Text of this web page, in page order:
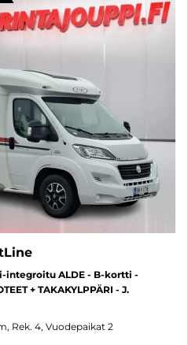
integroitu ALDE - B-kortti -
+ TAKAKYLPPÄRI - J.
Rek. 4, Vuodepaikat 2